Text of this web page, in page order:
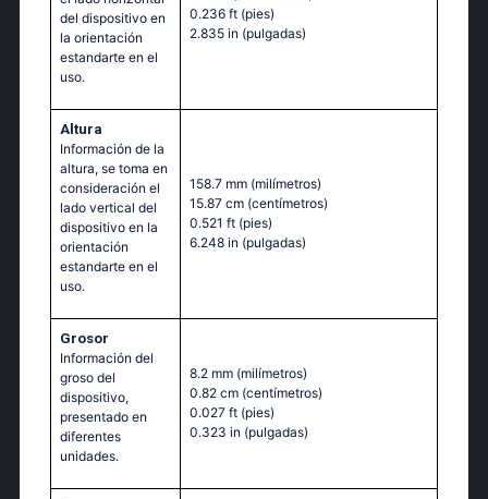
del dispositivo en
la orientación
estandarte en el
uso.
0.236 ft (pies)
2.835 in (pulgadas)
Altura
Información de la
altura, se toma en
consideración el
lado vertical del
dispositivo en la
orientación
estandarte en el
uso.
158.7 mm (milímetros)
15.87 cm (centímetros)
0.521 ft (pies)
6.248 in (pulgadas)
Grosor
Información del
groso del
dispositivo,
presentado en
diferentes
unidades.
8.2 mm (milímetros)
0.82 cm (centímetros)
0.027 ft (pies)
0.323 in (pulgadas)